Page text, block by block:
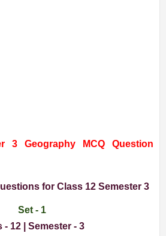
3 Geography MCQ Question
for Class 12 Semester 3
Set - 1
- 12 | Semester - 3